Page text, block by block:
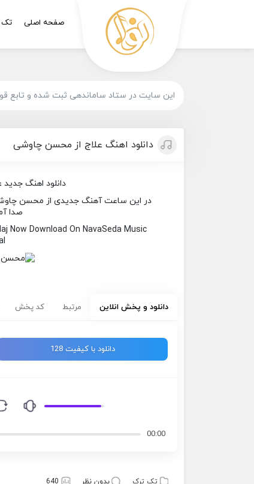
صفحه اصلی تک
این سایت در ستاد ساماندهی ثبت شده و تابع
دانلود اهنگ علاج از محسن چاوشی
دانلود اهنگ جدید
در این ساعت آهنگ جدیدی از محسن چاوشی
صدا
Now Download On NavaSeda Music
دانلود و پخش انلاین مرتبط کد پخش
دانلود با کیفیت 128
00:00
تک ترک بدون نظر 640